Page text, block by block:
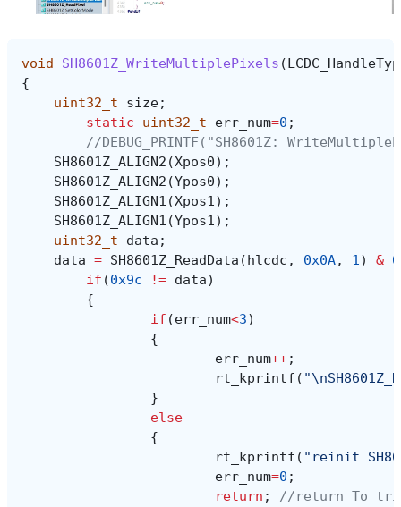
void SH8601Z_WriteMultiplePixels (
{
uint32_t
size;
static
uint32_t err_num=0 ;
//DEBUG_PRINTF("SH8601Z:
SH8601Z_ALIGN2 (Xpos0);
SH8601Z_ALIGN2 (Ypos0);
SH8601Z_ALIGN1 (Xpos1);
SH8601Z_ALIGN1 (Ypos1);
uint32_t
data ;
data = SH8601Z_ReadData ( hlcdc , 0x0A, 1) &
if (0x9c != data)
{
if (err_num<3)
{
err_num++;
rt_kprintf ( "\n
}
else
{
rt_kprintf ( "reinit
err_num=0 ;
return ;
//return To